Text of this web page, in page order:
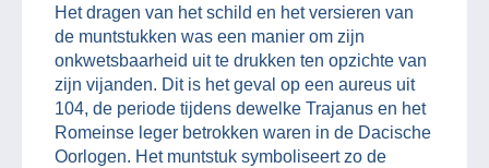
Het dragen van het schild en het versieren van
de muntstukken was een manier om zijn
onkwetsbaarheid uit te drukken ten opzichte van
zijn vijanden. Dit is het geval op een aureus uit
104, de periode tijdens dewelke Trajanus en het
Romeinse leger betrokken waren in de Dacische
Oorlogen. Het muntstuk symboliseert zo de